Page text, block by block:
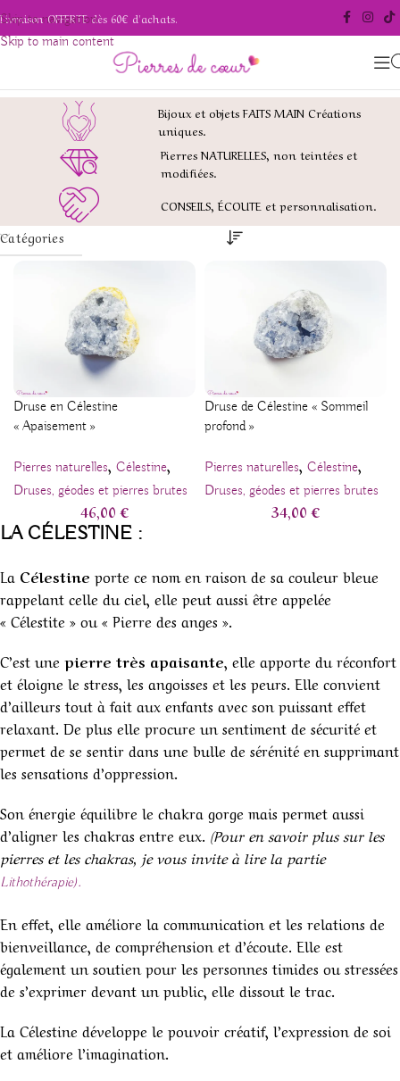
Skip to navigation
Skip to main content
Livraison OFFERTE dès 60€ d'achats.
Bijoux et objets FAITS MAIN Créations
uniques.
Pierres NATURELLES, non teintées et
modifiées.
CONSEILS, ÉCOUTE et personnalisation.
Catégories
Druse en Célestine
« Apaisement »
Pierres naturelles, Célestine,
Druses, géodes et pierres brutes
46,00€
Druse de Célestine « Sommeil
profond »
Pierres naturelles, Célestine,
Druses, géodes et pierres brutes
34,00€
LA CÉLESTINE :
La Célestine porte ce nom en raison de sa couleur bleue
rappelant celle du ciel, elle peut aussi être appelée
« Célestite » ou « Pierre des anges ».
C’est une pierre très apaisante, elle apporte du réconfort
et éloigne le stress, les angoisses et les peurs. Elle convient
d’ailleurs tout à fait aux enfants avec son puissant effet
relaxant. De plus elle procure un sentiment de sécurité et
permet de se sentir dans une bulle de sérénité en supprimant
les sensations d’oppression.
Son énergie équilibre le chakra gorge mais permet aussi
d’aligner les chakras entre eux. (Pour en savoir plus sur les
pierres et les chakras, je vous invite à lire la partie
Lithothérapie).
En effet, elle améliore la communication et les relations de
bienveillance, de compréhension et d’écoute. Elle est
également un soutien pour les personnes timides ou stressées
de s’exprimer devant un public, elle dissout le trac.
La Célestine développe le pouvoir créatif, l’expression de soi
et améliore l’imagination.